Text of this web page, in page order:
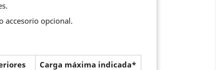
accesorio opcional.
Carga máxima indicada*